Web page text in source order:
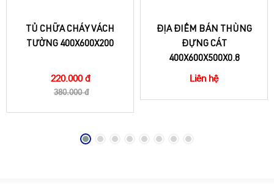
TỦ CHỮA CHÁY VÁCH
TƯỜNG 400X600X200
220.000 đ
380.000 đ
ĐỊA ĐIỂM BÁN THÙNG
ĐỰNG CÁT
400X600X500X0.8
Liên hệ